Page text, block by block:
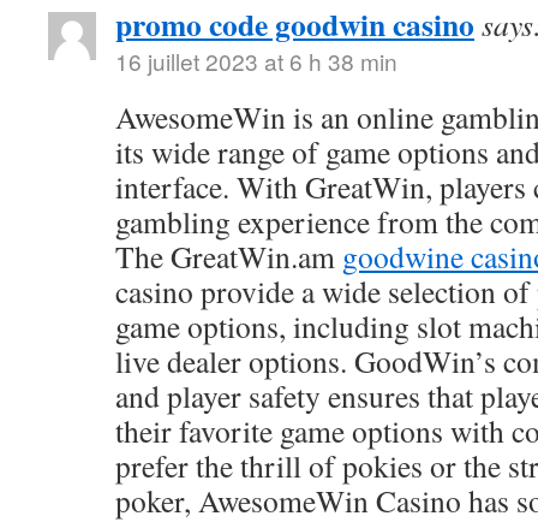
promo code goodwin casino
16 juillet 2023 at 6 h 38 min
AwesomeWin is an online
its wide range of game options
interface. With GreatWin, players
gambling experience from the
The GreatWin.am goodwine
casino provide a wide selection
game options, including slot
live dealer options. GoodWin’s
and player safety ensures that
their favorite game options with
prefer the thrill of pokies or the
poker, AwesomeWin Casino has